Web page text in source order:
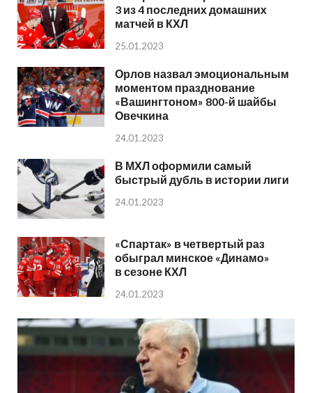
3 из 4 последних домашних
матчей в КХЛ
25.01.2023
Орлов назвал эмоциональным
моментом празднование
«Вашингтоном» 800-й шайбы
Овечкина
24.01.2023
В МХЛ оформили самый
быстрый дубль в истории лиги
24.01.2023
«Спартак» в четвертый раз
обыграл минское «Динамо»
в сезоне КХЛ
24.01.2023